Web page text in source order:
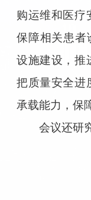
购运维和医疗
保障相关患者
设施建设，推
把质量安全进
承载能力，保
会议还研